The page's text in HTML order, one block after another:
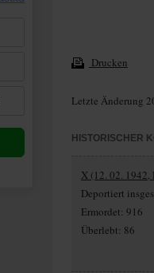
Drucken
Letzte Änderung
HISTORISCHER
X (12. 02. 1942,
Deportiert
Ermordet: 916
Überlebt: 86